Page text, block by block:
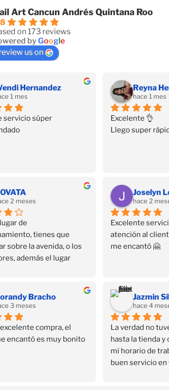
Art Cancun Andrés Quintana Roo
on 173 reviews
byGoogle
us on
Hernandez
1 mes
servicio súper
Reyna
hace 1 mes
Excelente 👌
Llego super
2 meses
de
tienes que
sobre la avenida, o los
además el lugar
de todo en productos
y sus cursos también
Joselyn
hace 2
Excelente
atención al
me encantó 🤗
Bracho
3 meses
compra, el
encantó es muy bonito
Jazmin
hace 4
La verdad no
hasta la tienda y
mi horario de
buen servicio